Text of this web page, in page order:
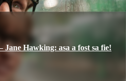
Jane Hawking: asa a fost sa fie!